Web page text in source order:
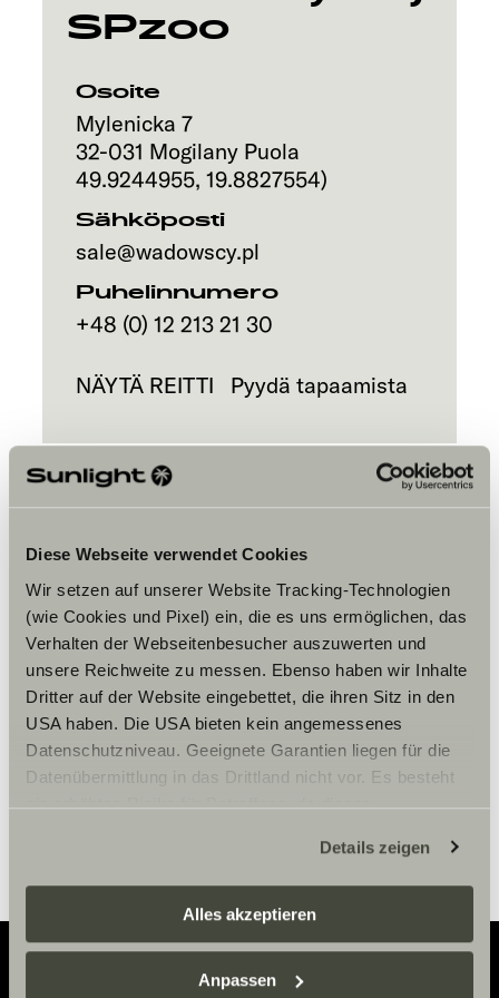
Diese Webseite verwendet Cookies
Wir setzen auf unserer Website Tracking-Technologien
(wie Cookies und Pixel) ein, die es uns ermöglichen, das
Verhalten der Webseitenbesucher auszuwerten und
unsere Reichweite zu messen. Ebenso haben wir Inhalte
Dritter auf der Website eingebettet, die ihren Sitz in den
USA haben. Die USA bieten kein angemessenes
Datenschutzniveau. Geeignete Garantien liegen für die
Datenübermittlung in das Drittland nicht vor. Es besteht
ein erhöhtes Risiko für Betroffene, da diesen
zustehen. Eingesetzte Dienstleister können Daten für
eigene Zwecke verarbeiten und mit anderen Daten
zusammenführen. Weitere Informationen finden Sie hier:
Datenschutzerklärung
einzelne Cookies/Dienste in den Einstellungen aus,
Details zeigen
Alles akzeptieren
Anpassen
SPzoo
Osoite
Mylenicka 7
32-031 Mogilany Puola
49.9244955, 19.8827554)
Sähköposti
sale@wadowscy.pl
Puhelinnumero
+48 (0) 12 213 21 30
NÄYTÄ REITTI Pyydä tapaamista
Please accept marketing-
cookies to use this function.
Cookie Settings